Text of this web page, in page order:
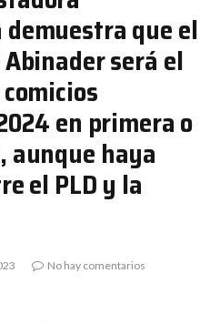
que el
será el
en primera o
aunque haya
el PLD y la
No hay comentarios